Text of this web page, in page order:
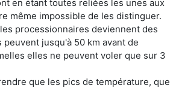
en étant toutes reliées les unes aux
même impossible de les distinguer.
processionnaires deviennent des
peuvent jusqu'à 50 km avant de
elles ne peuvent voler que sur 3
que les pics de température, que